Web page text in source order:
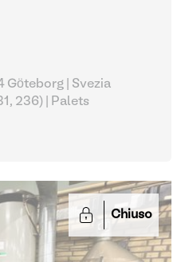
Göteborg | Svezia
236)
| Palets
Chiuso